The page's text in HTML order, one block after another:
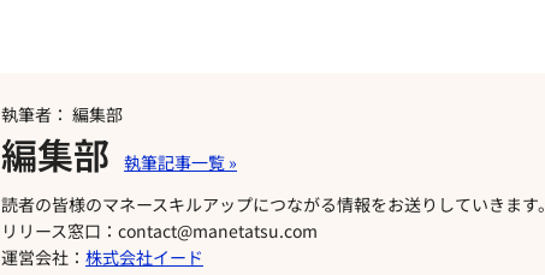
執筆者： 編集部
編集部
読者の皆様のマネースキルアップにつながる情報をお送りしていきます。
リリース窓口：contact@manetatsu.com
運営会社： 株式会社イード